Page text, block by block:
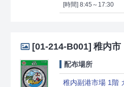
[時間] 8:45～17:30
[01-214-B001] 稚内市
配布場所
稚内副港市場 1階